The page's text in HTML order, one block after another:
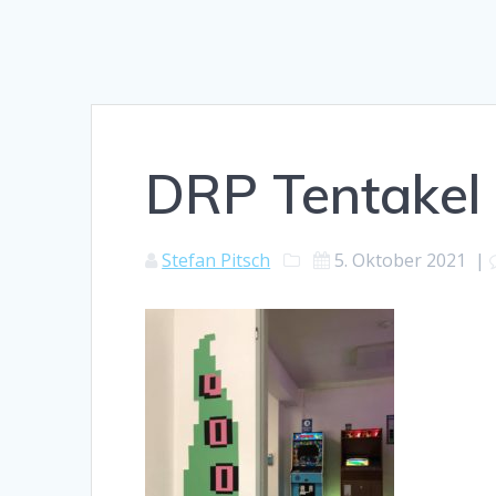
DRP Tentakel
Stefan Pitsch 5. Oktober 2021 |